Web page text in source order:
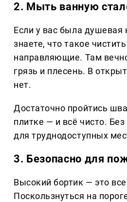
2. Мыть ванную
Если у вас была душевая
знаете, что такое
направляющие. Там
грязь и плесень. В
нет.
Достаточно пройтись
плитке — и всё чисто.
для труднодоступных
3. Безопасно для
Высокий бортик — это
Поскользнуться на